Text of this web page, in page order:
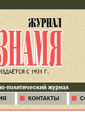
политический журнал
КОНТАКТЫ